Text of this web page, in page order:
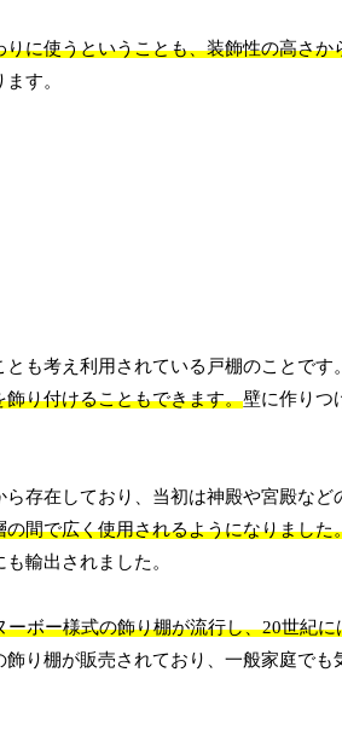
に使うということも、装飾性の高さか
ます。
も考え利用されている戸棚のことです。
り付けることもできます。壁に作りつ
存在しており、当初は神殿や宮殿など
間で広く使用されるようになりました
輸出されました。
ボー様式の飾り棚が流行し、20世紀
り棚が販売されており、一般家庭でも